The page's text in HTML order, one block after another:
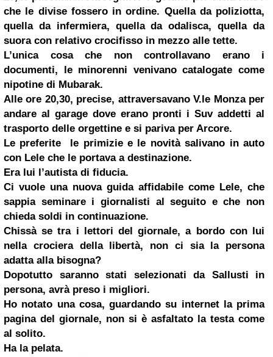
che le divise fossero in ordine. Quella da poliziotta,
quella da infermiera, quella da odalisca, quella da
suora con relativo crocifisso in mezzo alle tette.
L’unica cosa che non controllavano erano i
documenti, le minorenni venivano catalogate come
nipotine di Mubarak.
Alle ore 20,30, precise, attraversavano V.le Monza per
andare al garage dove erano pronti i Suv addetti al
trasporto delle orgettine e si pariva per Arcore.
Le preferite le primizie e le novità salivano in auto
con Lele che le portava a destinazione.
Era lui l’autista di fiducia.
Ci vuole una nuova guida affidabile come Lele, che
sappia seminare i giornalisti al seguito e che non
chieda soldi in continuazione.
Chissà se tra i lettori del giornale, a bordo con lui
nella crociera della libertà, non ci sia la persona
adatta alla bisogna?
Dopotutto saranno stati selezionati da Sallusti in
persona, avrà preso i migliori.
Ho notato una cosa, guardando su internet la prima
pagina del giornale, non si è asfaltato la testa come
al solito.
Ha la pelata.